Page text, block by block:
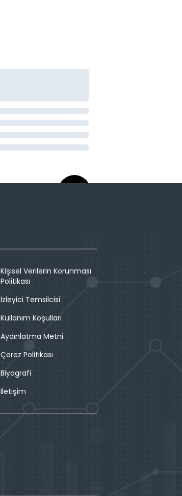
Kişisel Verilerin Korunması
Politikası
İzleyici Temsilcisi
Kullanım Koşulları
Aydınlatma Metni
Çerez Politikası
Biyografi
İletişim